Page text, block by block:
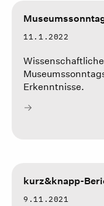
11.1.2022
Erkenntnisse.
kurz&knapp-
9.11.2021